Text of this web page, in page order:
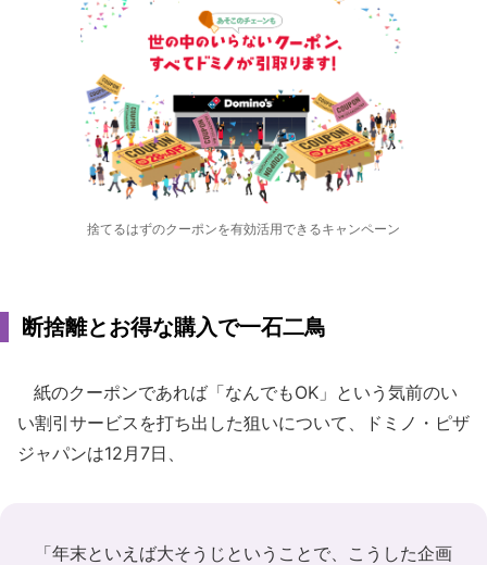
捨てるはずのクーポンを有効活用できるキャンペーン
断捨離とお得な購入で一石二鳥
紙のクーポンであれば「なんでもOK」という気前のい
い割引サービスを打ち出した狙いについて、ドミノ・ピザ
ジャパンは12月7日、
「年末といえば大そうじということで、こうした企画